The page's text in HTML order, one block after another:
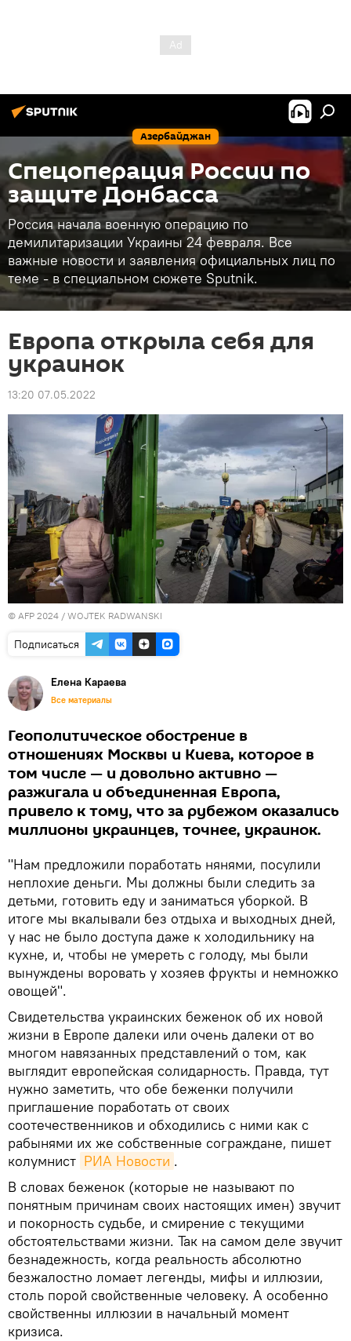
Азербайджан
Спецоперация России по
защите Донбасса
Россия начала военную операцию по
демилитаризации Украины 24 февраля. Все
важные новости и заявления официальных лиц по
теме - в специальном сюжете Sputnik.
Европа открыла себя для
украинок
13:20 07.05.2022
© AFP 2024 / WOJTEK RADWANSKI
Подписаться
Елена Караева
Все материалы
Геополитическое обострение в
отношениях Москвы и Киева, которое в
том числе — и довольно активно —
разжигала и объединенная Европа,
привело к тому, что за рубежом оказались
миллионы украинцев, точнее, украинок.
"Нам предложили поработать нянями, посулили
неплохие деньги. Мы должны были следить за
детьми, готовить еду и заниматься уборкой. В
итоге мы вкалывали без отдыха и выходных дней,
у нас не было доступа даже к холодильнику на
кухне, и, чтобы не умереть с голоду, мы были
вынуждены воровать у хозяев фрукты и немножко
овощей".
Свидетельства украинских беженок об их новой
жизни в Европе далеки или очень далеки от во
многом навязанных представлений о том, как
выглядит европейская солидарность. Правда, тут
нужно заметить, что обе беженки получили
приглашение поработать от своих
соотечественников и обходились с ними как с
рабынями их же собственные сограждане, пишет
колумнист РИА Новости .
В словах беженок (которые не называют по
понятным причинам своих настоящих имен) звучит
и покорность судьбе, и смирение с текущими
обстоятельствами жизни. Так на самом деле звучит
безнадежность, когда реальность абсолютно
безжалостно ломает легенды, мифы и иллюзии,
столь порой свойственные человеку. А особенно
свойственны иллюзии в начальный момент
кризиса.